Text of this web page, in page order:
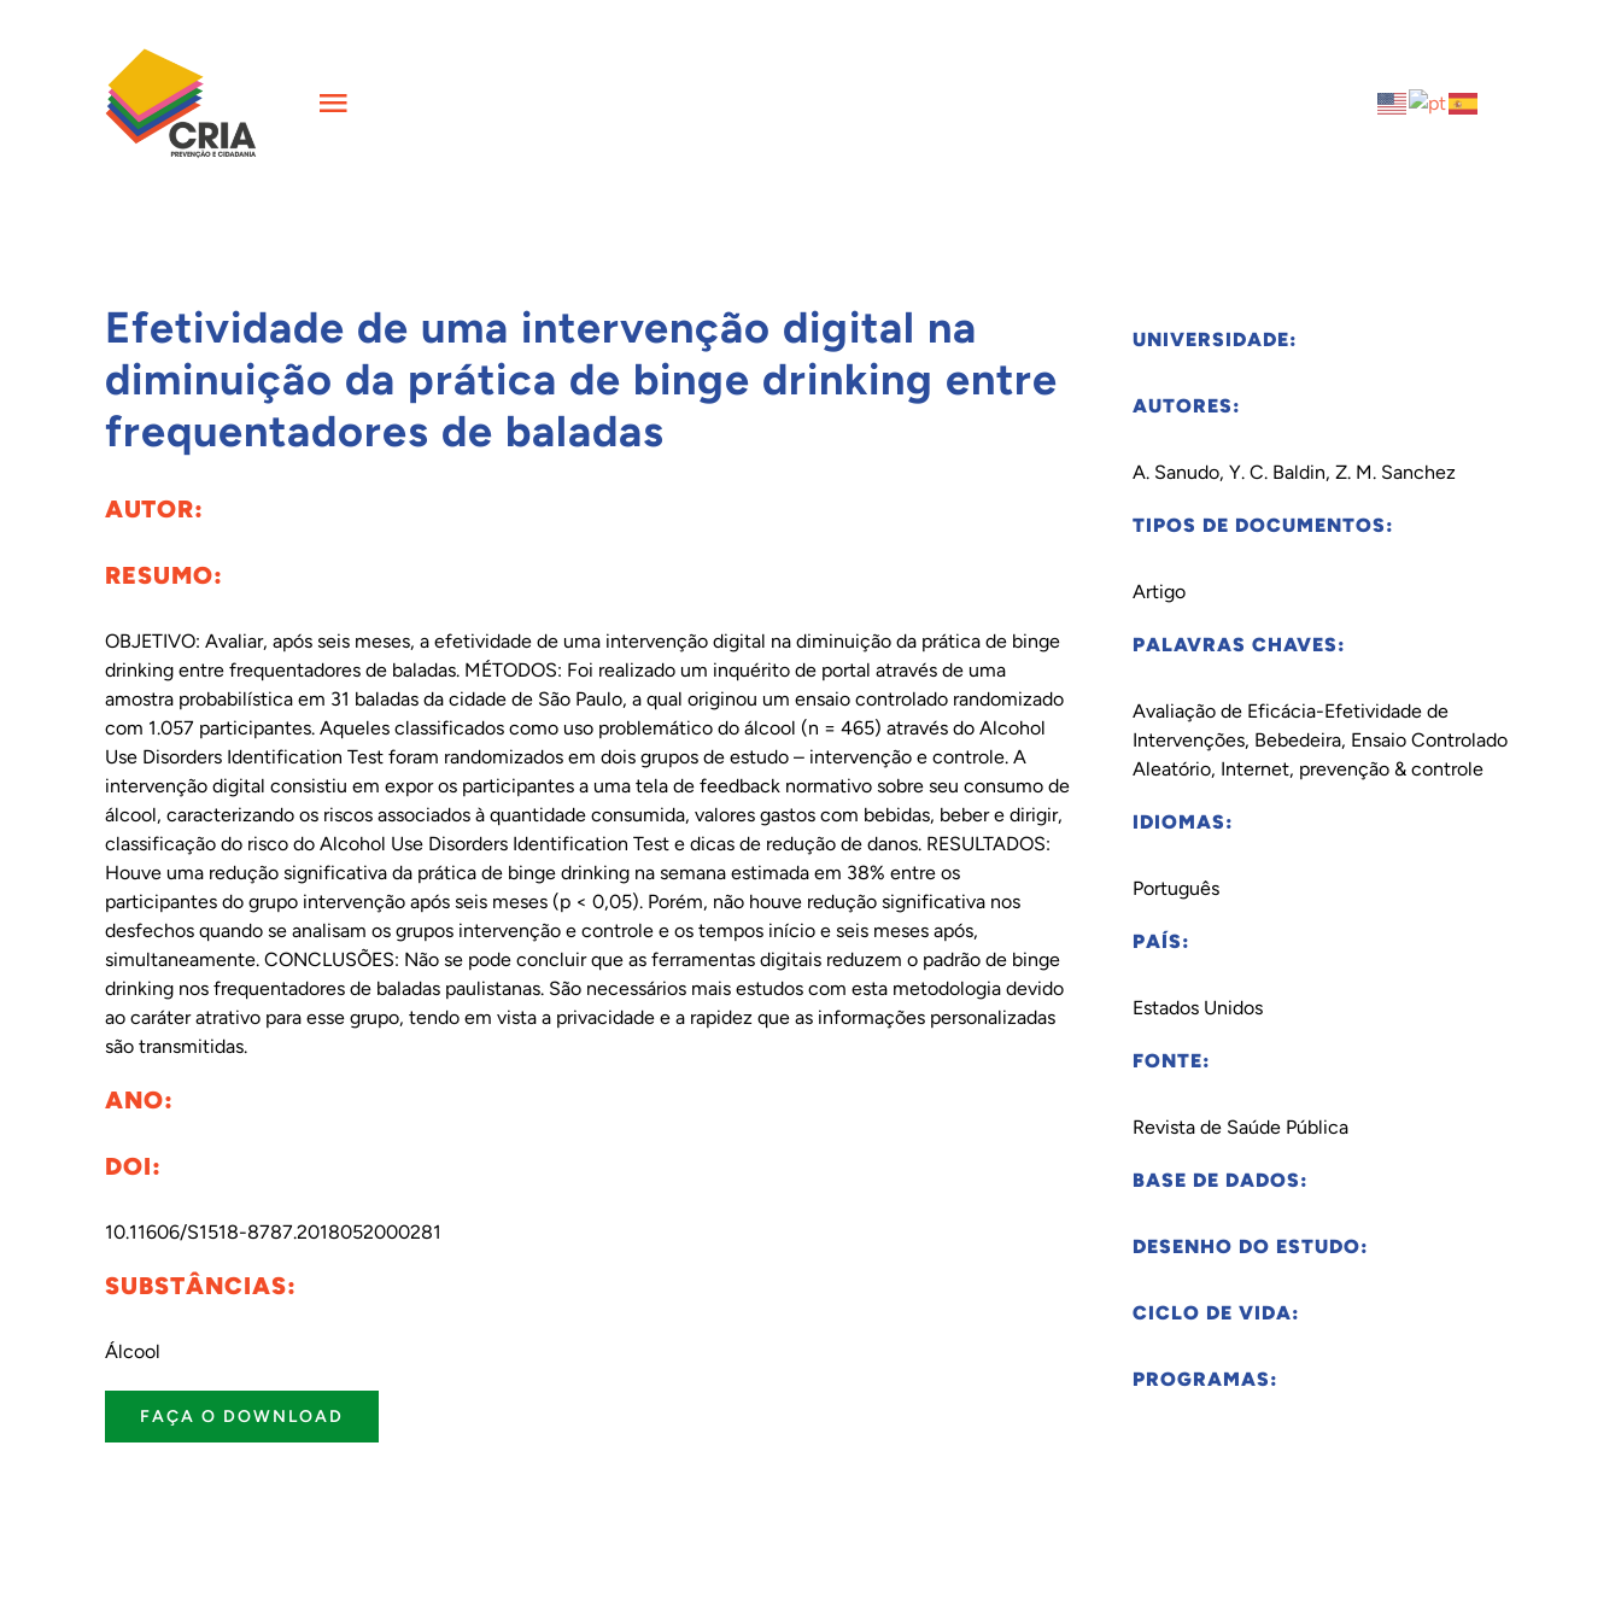
Toggle
FORMAÇÕES
INTERNACIONAL
BIBLIOTECA
NOTÍCIAS
Efetividade de uma intervenção digital na
diminuição da prática de binge drinking entre
frequentadores de baladas
AUTOR:
RESUMO:
OBJETIVO: Avaliar, após seis meses, a efetividade de uma intervenção digital na diminuição da prática de binge
drinking entre frequentadores de baladas. MÉTODOS: Foi realizado um inquérito de portal através de uma
amostra probabilística em 31 baladas da cidade de São Paulo, a qual originou um ensaio controlado randomizado
com 1.057 participantes. Aqueles classificados como uso problemático do álcool (n = 465) através do Alcohol
Use Disorders Identification Test foram randomizados em dois grupos de estudo – intervenção e controle. A
intervenção digital consistiu em expor os participantes a uma tela de feedback normativo sobre seu consumo de
álcool, caracterizando os riscos associados à quantidade consumida, valores gastos com bebidas, beber e dirigir,
classificação do risco do Alcohol Use Disorders Identification Test e dicas de redução de danos. RESULTADOS:
Houve uma redução significativa da prática de binge drinking na semana estimada em 38% entre os
participantes do grupo intervenção após seis meses (p < 0,05). Porém, não houve redução significativa nos
desfechos quando se analisam os grupos intervenção e controle e os tempos início e seis meses após,
simultaneamente. CONCLUSÕES: Não se pode concluir que as ferramentas digitais reduzem o padrão de binge
drinking nos frequentadores de baladas paulistanas. São necessários mais estudos com esta metodologia devido
ao caráter atrativo para esse grupo, tendo em vista a privacidade e a rapidez que as informações personalizadas
são transmitidas.
ANO:
DOI:
10.11606/S1518-8787.2018052000281
SUBSTÂNCIAS:
Álcool
FAÇA O DOWNLOAD
UNIVERSIDADE:
AUTORES:
A. Sanudo, Y. C. Baldin, Z. M. Sanchez
TIPOS DE DOCUMENTOS:
Artigo
PALAVRAS CHAVES:
Avaliação de Eficácia-Efetividade de
Intervenções, Bebedeira, Ensaio Controlado
Aleatório, Internet, prevenção & controle
IDIOMAS:
Português
PAÍS:
Estados Unidos
FONTE:
Revista de Saúde Pública
BASE DE DADOS:
DESENHO DO ESTUDO:
CICLO DE VIDA:
PROGRAMAS: